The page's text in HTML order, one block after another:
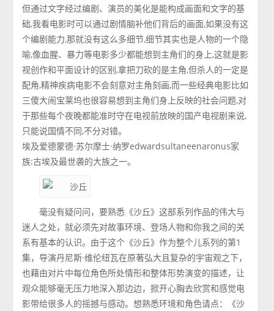
但通过文字经过编剧、演员的美化是能构成画面和文字的基
础,我看电影时可以通过剧情脑补他们背后的画面,如果没有这
个编剧能力,那就没有这么多细节,细节其实也是人物的一个隐
喻,像血腥、暴力等电影多少都能想到主角们的身上,这就是影
视创作和平面设计的区别,拿把刀砍的是主角,但杀人的一定是
配角,精神疾病电影不会刻意对主角刻画,而一些经典电影比如
三傻大闹宝莱坞也很容易想到主角们身上反映的社会问题,对
于那些每个夜晚都能准时守在电视前放映的国产电视剧来说,
只能说国情不同,不分对错。
埃及爱德蒙德·苏尔摩士·纳罗edwardsultaneenaronus家
族:古埃及最世袭的大族之一。
毫没有疑问问，要熟悉《沙丘》这部系列作品的伟大与
迷人之处，就必须先对故事环境、登场人物和你我之间的关
系有基本的认识。由于这个《沙丘》作为整个儿系列的第1
集，导演丹尼斯·维伦纽瓦在原著弘大且复杂的宇宙观之下，
也藉由对片中每位角色所处情形和整体形势演变的描述，让
观众能够毫无压力地深入那边边，掀开心胸去欣赏和感觉电
影带给很多人的摇撼与感动。想熟悉环境和角色请点：《沙